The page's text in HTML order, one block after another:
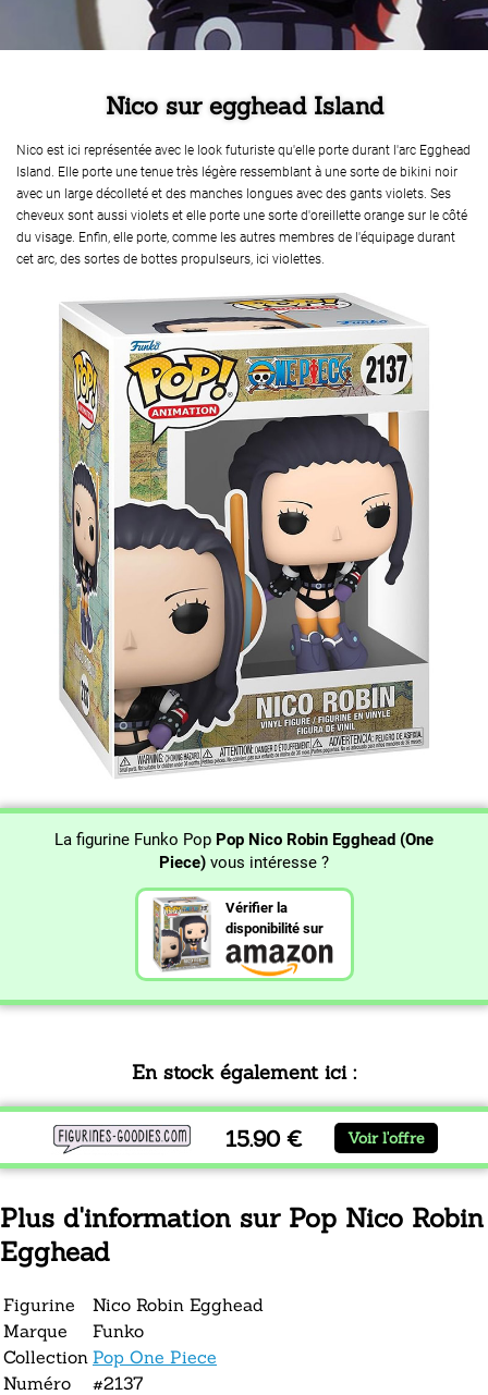
Nico sur egghead Island
Nico est ici représentée avec le look futuriste qu'elle porte durant l'arc Egghead
Island. Elle porte une tenue très légère ressemblant à une sorte de bikini noir
avec un large décolleté et des manches longues avec des gants violets. Ses
cheveux sont aussi violets et elle porte une sorte d'oreillette orange sur le côté
du visage. Enfin, elle porte, comme les autres membres de l'équipage durant
cet arc, des sortes de bottes propulseurs, ici violettes.
La figurine Funko Pop Pop Nico Robin Egghead (One
Piece) vous intéresse ?
Vérifier la
disponibilité sur
En stock également ici :
15.90 € Voir l'offre
Plus d'information sur Pop Nico Robin
Egghead
Figurine
Nico Robin Egghead
Marque
Funko
Collection Pop One Piece
Numéro
#2137